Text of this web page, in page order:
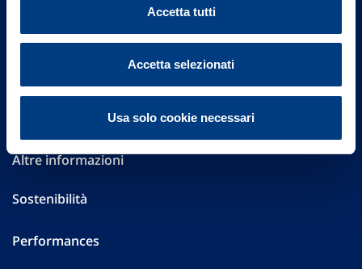
Accetta tutti
Accetta selezionati
Usa solo cookie necessari
FAQ
Governance
Investor Relations
Altre informazioni
Sostenibilità
Performances